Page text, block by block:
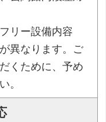
リー設備内容
異なります。ご
くために、予め
。